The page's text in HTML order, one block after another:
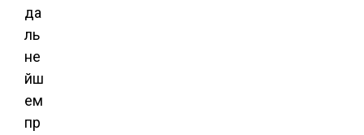
да
ль
не
йш
ем
пр